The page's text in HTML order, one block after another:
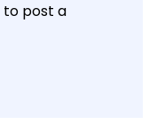
to post a